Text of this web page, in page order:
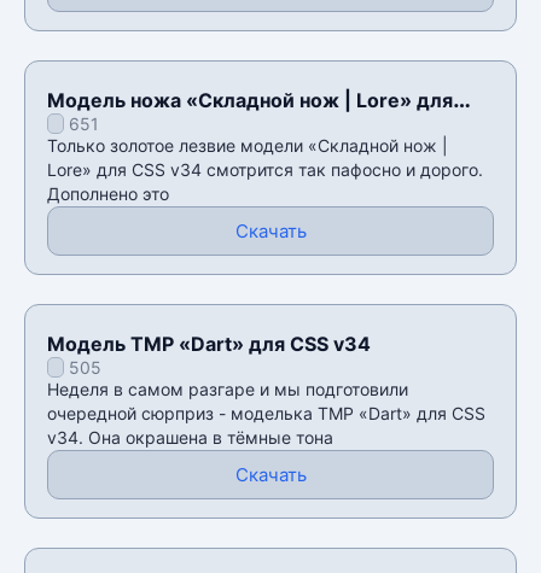
Модель ножа «Складной нож | Lore» для
CSS v34
651
Только золотое лезвие модели «Складной нож |
Lore» для CSS v34 смотрится так пафосно и дорого.
Дополнено это
Скачать
Модель TMP «Dart» для CSS v34
505
Неделя в самом разгаре и мы подготовили
очередной сюрприз - моделька TMP «Dart» для CSS
v34. Она окрашена в тёмные тона
Скачать